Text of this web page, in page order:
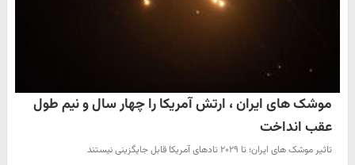
موشک های ایران ، ارتش آمریکا را چهار سال و نیم طول
عقب انداخت
تاثیر موشک های ایران؛‌ تا ۲۰۲۹ تادهای آمریکا قابل جایگزینی نیستند